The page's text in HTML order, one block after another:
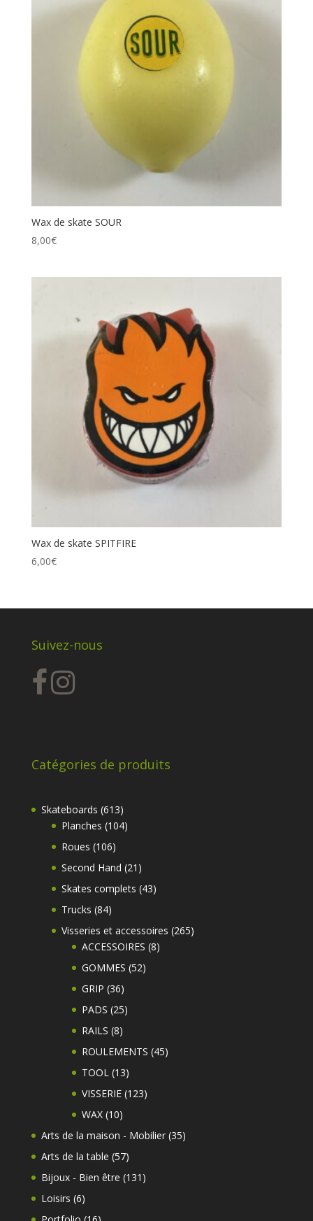
Wax de skate SOUR
8,00€
Wax de skate SPITFIRE
6,00€
Suivez-nous
Catégories de produits
Skateboards 613613
produits
Planches 104104
Roues 106106
produits
Second Hand 21 21
produits
Skates complets 4343
Trucks 8484
produits
Visseries et accessoires 265265
ACCESSOIRES 88
GOMMES 5252
GRIP 3636
produits
PADS 2525
RAILS 88
produits
ROULEMENTS 4545
TOOL 1313
produits
VISSERIE 123123
WAX 1010
produits
Arts de la maison - Mobilier 3535
Arts de la table 5757
produits
Bijoux - Bien être 131 131
Loisirs 66
produits